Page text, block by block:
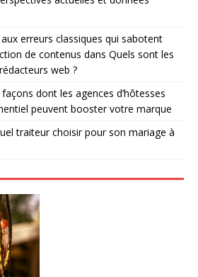
erreurs classiques qui sabotent
de contenus dans Quels sont les
web ?
façons dont les agences d’hôtesses
peuvent booster votre marque
traiteur choisir pour son mariage à